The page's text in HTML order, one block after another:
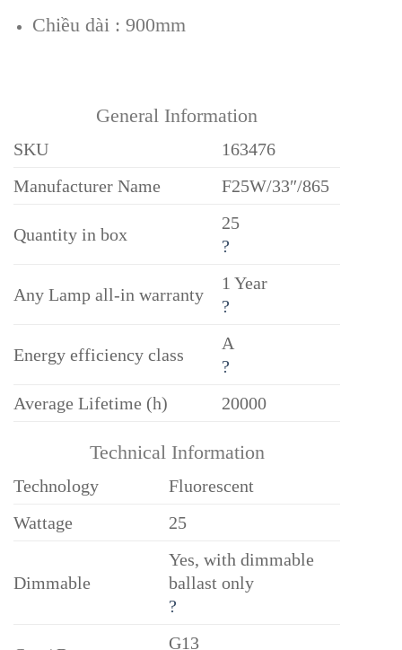
Chiều dài : 900mm
General Information
SKU
163476
Manufacturer Name
F25W/33″/865
Quantity in box
25
?
Any Lamp all-in warranty
1 Year
?
Energy efficiency class
A
?
Average Lifetime (h)
20000
Technical Information
Technology
Fluorescent
Wattage
25
Dimmable
Yes, with dimmable
ballast only
?
G13